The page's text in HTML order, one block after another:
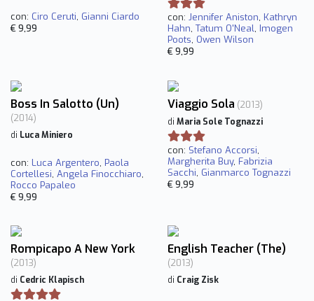
con: Ciro Ceruti, Gianni Ciardo
€ 9,99
con: Jennifer Aniston, Kathryn
Hahn, Tatum O'Neal, Imogen
Poots, Owen Wilson
€ 9,99
Boss In Salotto (Un)
(2014)
di Luca Miniero
con: Luca Argentero, Paola
Cortellesi, Angela Finocchiaro,
Rocco Papaleo
€ 9,99
Viaggio Sola (2013)
di Maria Sole Tognazzi
con: Stefano Accorsi,
Margherita Buy, Fabrizia
Sacchi, Gianmarco Tognazzi
€ 9,99
Rompicapo A New York
(2013)
di Cedric Klapisch
English Teacher (The)
(2013)
di Craig Zisk